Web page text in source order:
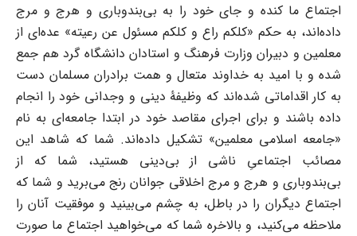
اجتماع ما کنده و جای خود را به بی‌بندوباری و هرج و مرج
داده‌اند، به حکم «کلکم راع و کلکم مسئول عن رعیته» عده‌ای از
معلمین و دبیران وزارت فرهنگ و استادان دانشگاه گرد هم جمع
شده و با امید به خداوند متعال و همت برادران مسلمان دست
به کار اقداماتی شده‌اند که وظیفۀ دینی و وجدانی خود را انجام
داده باشند و برای اجرای مقاصد خود در ابتدا جامعه‌ای به نام
«جامعه اسلامی معلمین» تشکیل داده‌اند. شما که شاهد این
مصائب اجتماعیِ ناشی از بی‌دینی هستید، شما که از
بی‌بندوباری و هرج و مرج اخلاقی جوانان رنج می‌برید و شما که
اجتماع دیگران را در باطل، به چشم می‌بینید و موفقیت آنان را
ملاحظه می‌کنید، و بالاخره شما که می‌خواهید اجتماع ما صورت